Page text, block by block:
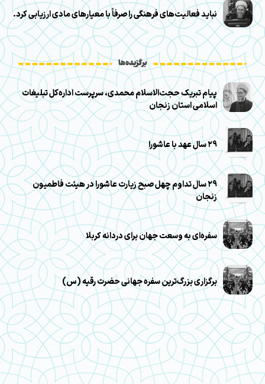
نباید فعالیت‌های فرهنگی را صرفاً با معیارهای مادی ارزیابی کرد.
برگزیده‌ها
پیام تبریک حجت‌الاسلام محمدی، سرپرست اداره‌کل تبلیغات
اسلامی استان زنجان
۲۹ سال عهد با عاشورا
۲۹ سال تداوم چهل صبح زیارت عاشورا در هیئت فاطمیون
زنجان
سفره‌ای به وسعت جهان برای دردانه کربلا
برگزاری بزرگ‌ترین سفره جهانی حضرت رقیه (س)